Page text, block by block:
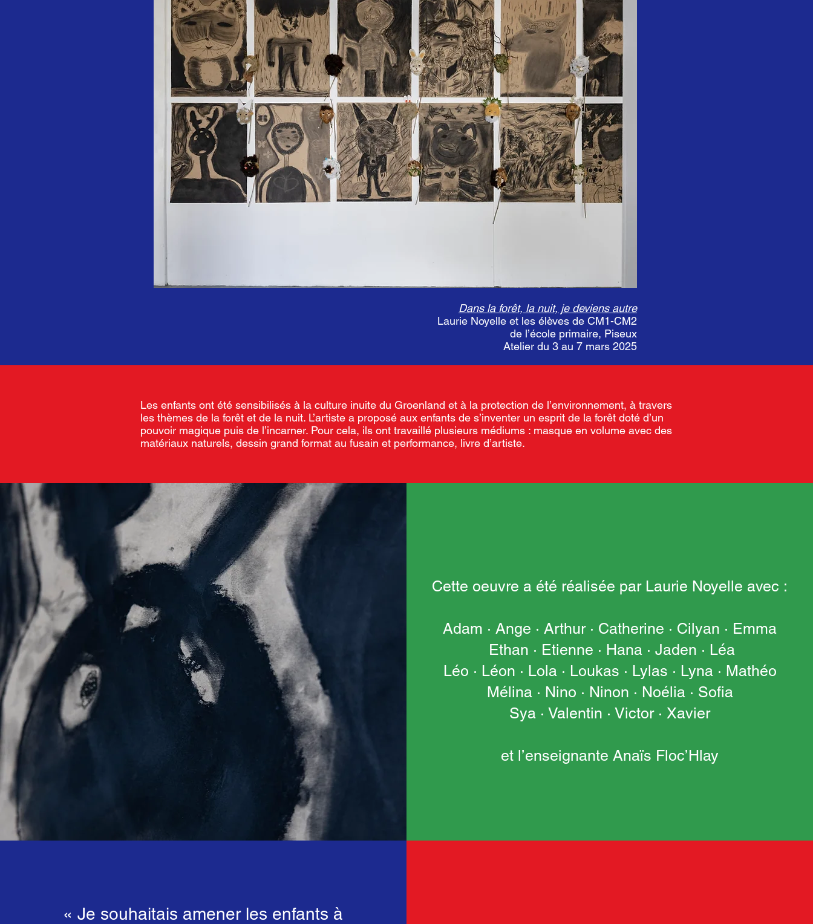
Dans la forêt, la nuit, je deviens autre
Laurie Noyelle et les élèves de CM1-CM2
de l’école primaire, Piseux
Atelier du 3 au 7 mars 2025
Les enfants ont été sensibilisés à la culture inuite du Groenland et à la protection de l’environnement, à travers
les thèmes de la forêt et de la nuit. L’artiste a proposé aux enfants de s’inventer un esprit de la forêt doté d’un
pouvoir magique puis de l’incarner. Pour cela, ils ont travaillé plusieurs médiums : masque en volume avec des
matériaux naturels, dessin grand format au fusain et performance, livre d’artiste.
Cette oeuvre a été réalisée par Laurie Noyelle avec :
Adam · Ange · Arthur · Catherine · Cilyan · Emma
Ethan · Etienne · Hana · Jaden · Léa
Léo · Léon · Lola · Loukas · Lylas · Lyna · Mathéo
Mélina · Nino · Ninon · Noélia · Sofia
Sya · Valentin · Victor · Xavier
et l’enseignante Anaïs Floc’Hlay
« Je souhaitais amener les enfants à